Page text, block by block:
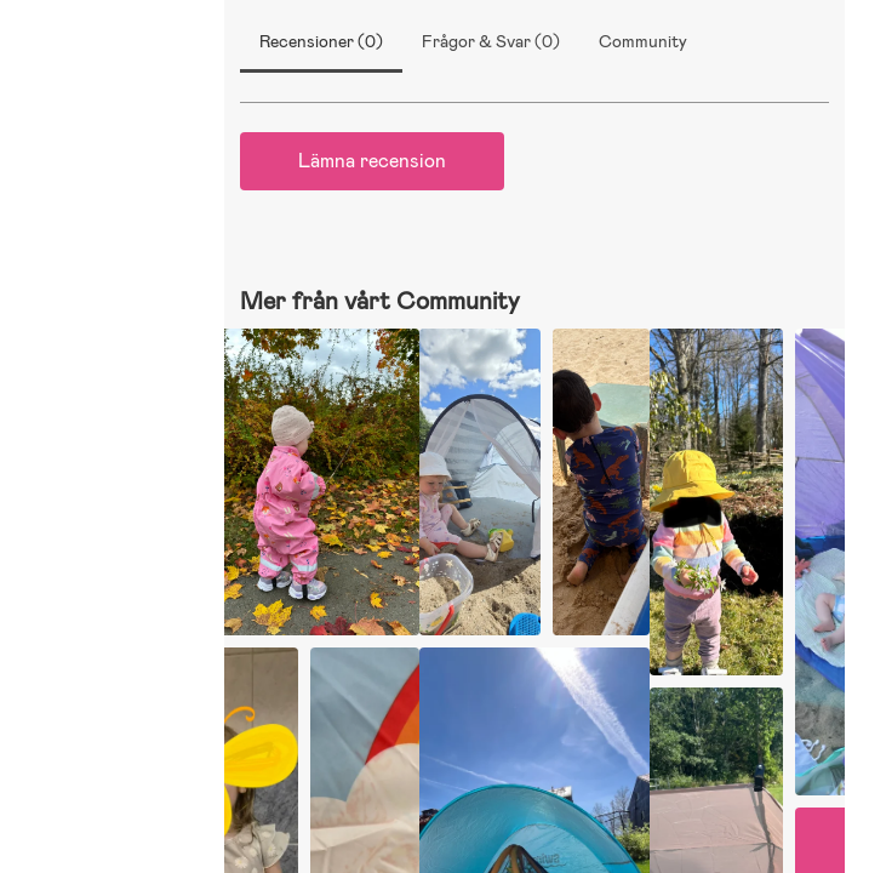
Recensioner (0) Frågor & Svar (0) Community
Lämna recension
Mer från vårt Community